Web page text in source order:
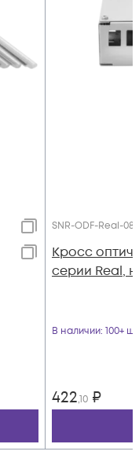
SNR-ODF-Real-
Кросс
серии Real,
В наличии: 100+ шт
422,10 ₽